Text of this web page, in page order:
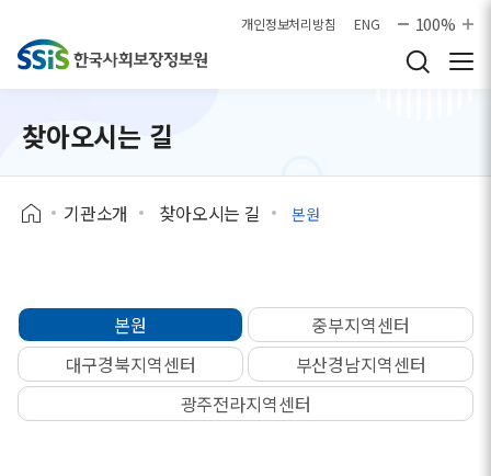
개인정보처리방침 ENG 100%
찾아오시는 길
기관소개 찾아오시는 길 본원
본원
중부지역센터
대구경북지역센터
부산경남지역센터
광주전라지역센터